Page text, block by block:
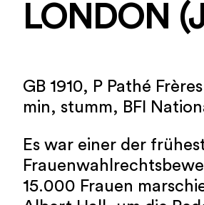
LONDON
GB 1910, P Pathé
min, stumm, BFI
Es war einer der
15.000 Frauen